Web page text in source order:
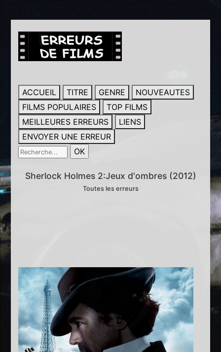
ACCUEIL TITRE GENRE
NOUVEAUTES
FILMS POPULAIRES
TOP FILMS
MEILLEURES ERREURS
LIENS
ENVOYER UNE ERREUR
Sherlock Holmes 2:Jeux d'ombres (2012)
Toutes les erreurs